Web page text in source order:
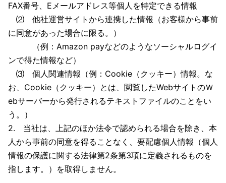
FAX番号、Eメールアドレス等個人を特定できる情報
⑵ 他社運営サイトから連携した情報（お客様から事前
に同意があった場合に限る。）
（例：Amazon payなどのようなソーシャルログイ
ンで得た情報など）
⑶ 個人関連情報（例：Cookie（クッキー）情報。な
お、Cookie（クッキー）とは、閲覧したWebサイトのＷ
ebサーバーから発行されるテキストファイルのことをい
う。）
2. 当社は、上記のほか法令で認められる場合を除き、本
人から事前の同意を得ることなく、要配慮個人情報（個人
情報の保護に関する法律第2条第3項に定義されるものを
指します。）を取得しません。